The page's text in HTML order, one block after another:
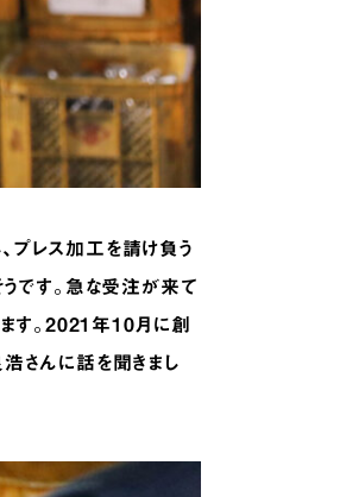
プレス加工を請け負う
です。急な受注が来て
す。2021年10月に創
さんに話を聞きまし